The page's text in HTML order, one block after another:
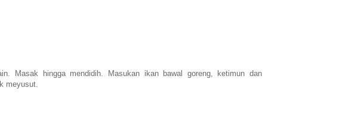
Masak hingga mendidih. Masukan ikan bawal goreng, ketimun dan
meyusut.